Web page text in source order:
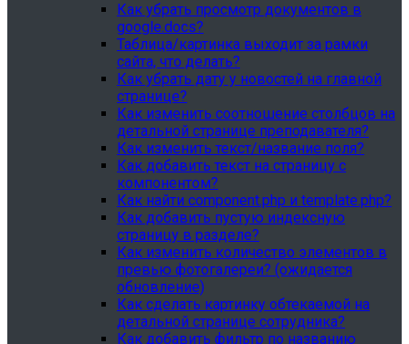
Как убрать просмотр документов в
google.docs?
Таблица/картинка выходит за рамки
сайта, что делать?
Как убрать дату у новостей на главной
странице?
Как изменить соотношение столбцов на
детальной странице преподавателя?
Как изменить текст/название поля?
Как добавить текст на страницу с
компонентом?
Как найти component.php и template.php?
Как добавить пустую индексную
страницу в разделе?
Как изменить количество элементов в
превью фотогалереи? (ожидается
обновление)
Как сделать картинку обтекаемой на
детальной странице сотрудника?
Как добавить фильтр по названию